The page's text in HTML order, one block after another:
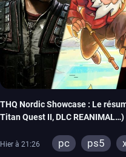
THQ Nordic Showcase : Le
Titan Quest II, DLC REANIMAL…)
Hier à 21:26 pc ps5